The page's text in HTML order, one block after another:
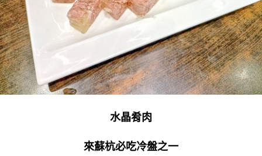
水晶肴肉
來蘇杭必吃冷盤之一